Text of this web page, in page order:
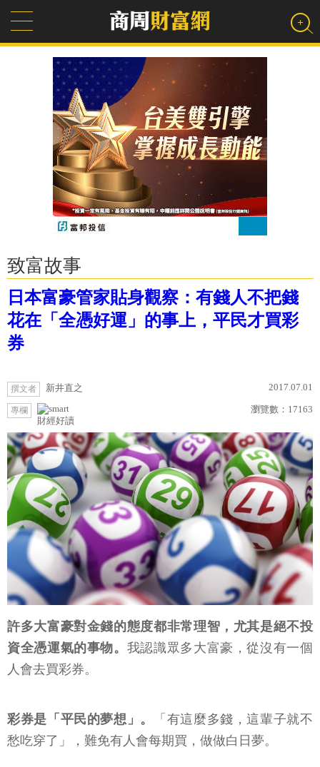
致富故事
日本富豪管家貼身觀察：有錢人不把錢
花在「全憑好運」的事上，平民才買彩
券
撰文者 新井直之 2017.07.01
專欄
財經好讀
瀏覽數： 17163
許多大富豪對金錢的態度都非常理智，尤其是絕不投
資全憑運氣的事物。 我認識眾多大富豪，從沒有一個
人會去買彩券。
彩券是「平民的夢想」。
「有這麼多錢，這輩子就不
愁吃穿了」，難免有人會每期買，做做白日夢。